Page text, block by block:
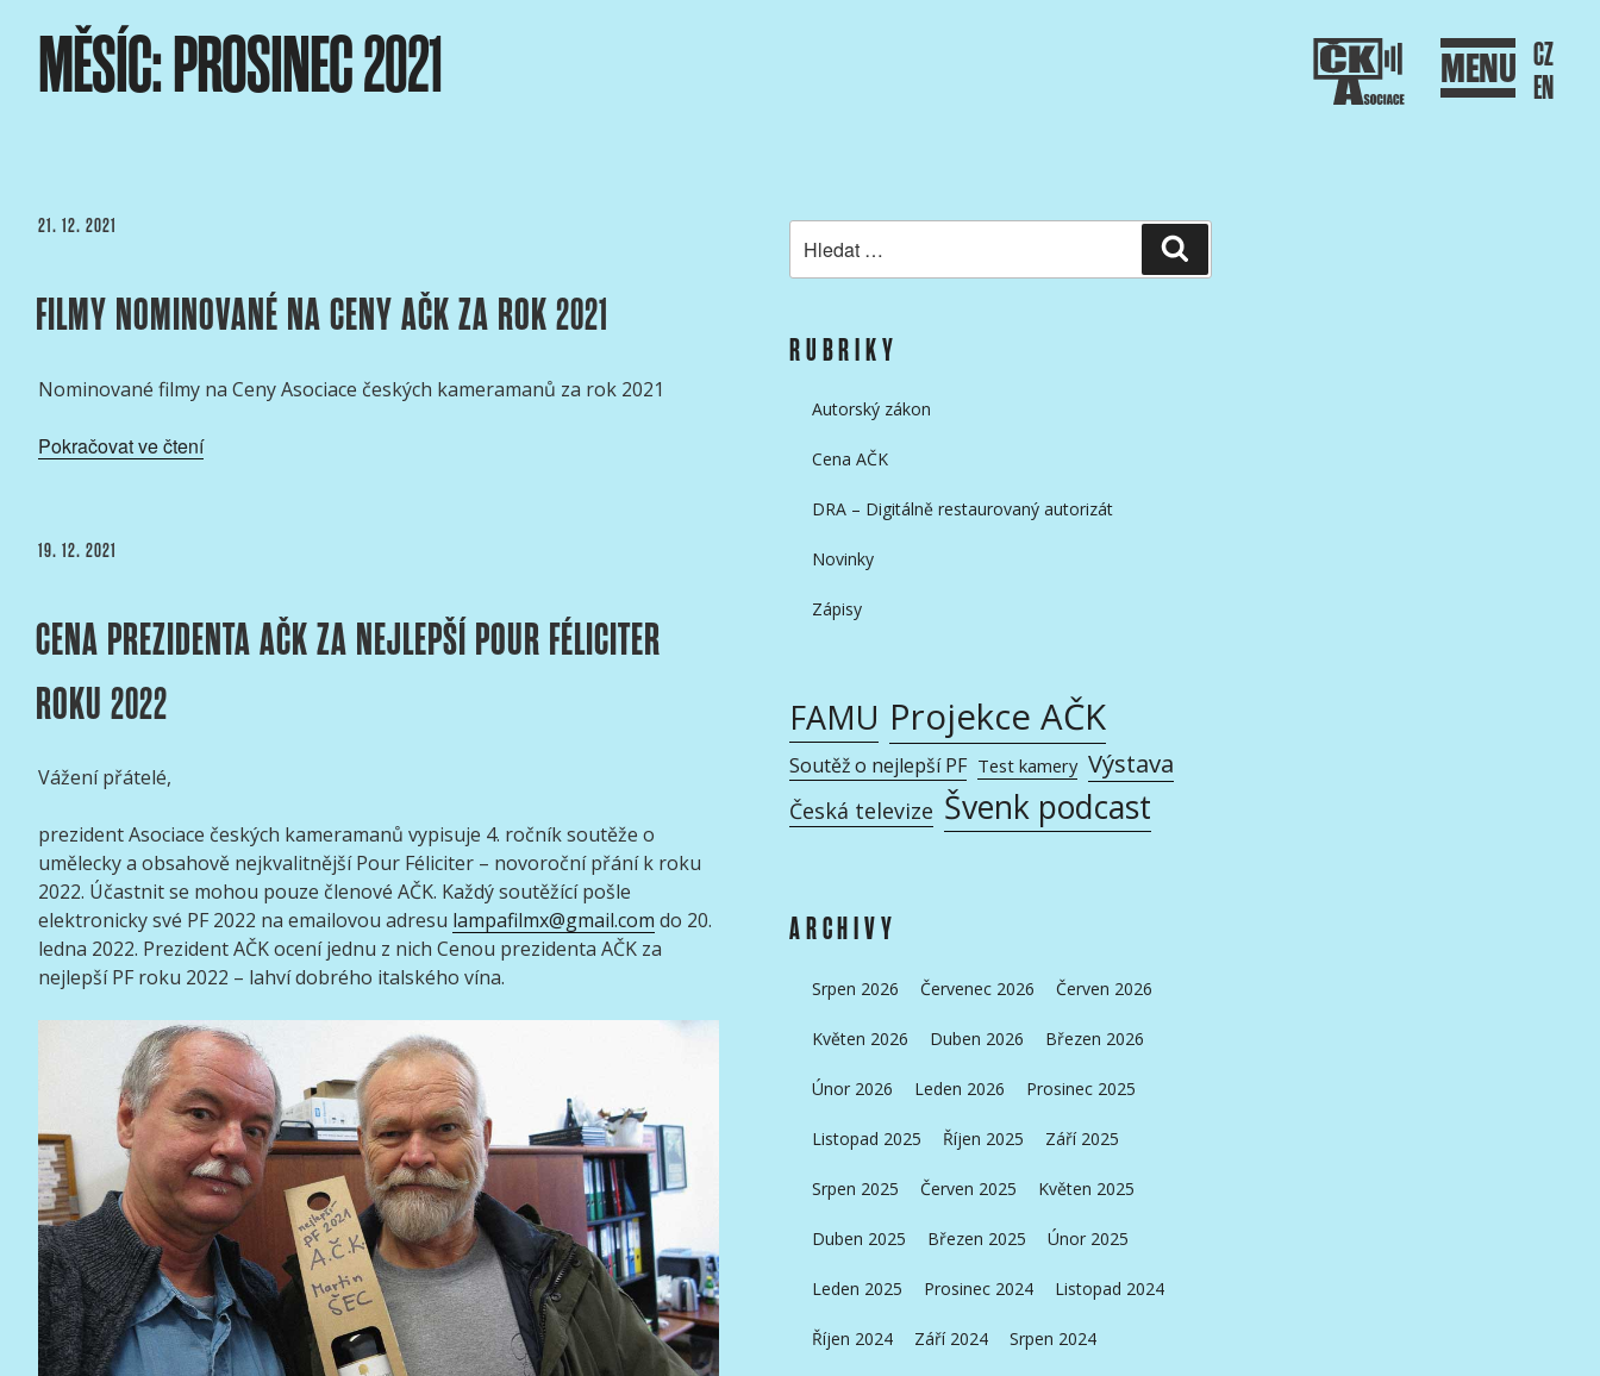
Přejít
obsahu
MENU CZ
EN
MĚSÍC: PROSINEC 2021
PUBLIKOVÁNO
21. 12. 2021
FILMY NOMINOVANÉ NA CENY AČK ZA ROK 2021
Nominované filmy na Ceny Asociace českých kameramanů za rok 2021
Pokračovat ve čtení„Filmy
rok
2021“
PUBLIKOVÁNO
19. 12. 2021
CENA PREZIDENTA AČK ZA NEJLEPŠÍ POUR FÉLICITER
ROKU 2022
Vážení přátelé,
prezident Asociace českých kameramanů vypisuje 4. ročník soutěže o
umělecky a obsahově nejkvalitnější Pour Féliciter – novoroční přání k roku
2022. Účastnit se mohou pouze členové AČK. Každý soutěžící pošle
elektronicky své PF 2022 na emailovou adresu lampafilmx@gmail.com do 20.
ledna 2022. Prezident AČK ocení jednu z nich Cenou prezidenta AČK za
nejlepší PF roku 2022 – lahví dobrého italského vína.
RUBRIKY
Autorský zákon
Cena AČK
DRA – Digitálně restaurovaný autorizát
Novinky
Zápisy
FAMU Projekce AČK
Soutěž o nejlepší PF Test kamery Výstava
Česká televize Švenk podcast
ARCHIVY
Srpen 2026 Červenec 2026 Červen 2026
Květen 2026 Duben 2026 Březen 2026
Únor 2026 Leden 2026 Prosinec 2025
Listopad 2025 Říjen 2025 Září 2025
Srpen 2025 Červen 2025 Květen 2025
Duben 2025 Březen 2025 Únor 2025
Leden 2025 Prosinec 2024 Listopad 2024
Říjen 2024 Září 2024 Srpen 2024